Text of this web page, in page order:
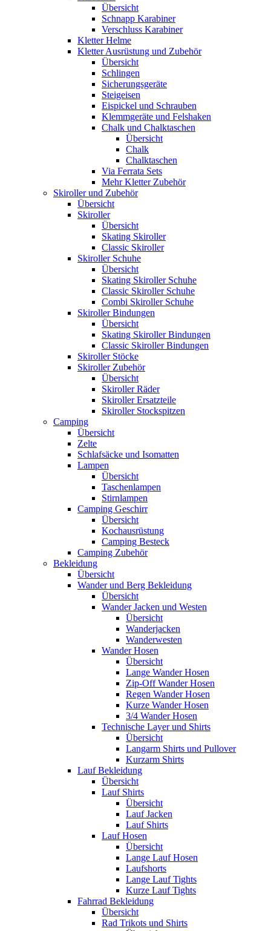
Übersicht
Schnapp Karabiner
Verschluss Karabiner
Kletter Helme
Kletter Ausrüstung und Zubehör
Übersicht
Schlingen
Sicherungsgeräte
Steigeisen
Eispickel und Schrauben
Klemmgeräte und Felshaken
Chalk und Chalktaschen
Übersicht
Chalk
Chalktaschen
Via Ferrata Sets
Mehr Kletter Zubehör
Skiroller und Zubehör
Übersicht
Skiroller
Übersicht
Skating Skiroller
Classic Skiroller
Skiroller Schuhe
Übersicht
Skating Skiroller Schuhe
Classic Skiroller Schuhe
Combi Skiroller Schuhe
Skiroller Bindungen
Übersicht
Skating Skiroller Bindungen
Classic Skiroller Bindungen
Skiroller Stöcke
Skiroller Zubehör
Übersicht
Skiroller Räder
Skiroller Ersatzteile
Skiroller Stockspitzen
Camping
Übersicht
Zelte
Schlafsäcke und Isomatten
Lampen
Übersicht
Taschenlampen
Stirnlampen
Camping Geschirr
Übersicht
Kochausrüstung
Camping Besteck
Camping Zubehör
Bekleidung
Übersicht
Wander und Berg Bekleidung
Übersicht
Wander Jacken und Westen
Übersicht
Wanderjacken
Wanderwesten
Wander Hosen
Übersicht
Lange Wander Hosen
Zip-Off Wander Hosen
Regen Wander Hosen
Kurze Wander Hosen
3/4 Wander Hosen
Technische Layer und Shirts
Übersicht
Langarm Shirts und Pullover
Kurzarm Shirts
Lauf Bekleidung
Übersicht
Lauf Shirts
Übersicht
Lauf Jacken
Lauf Shirts
Lauf Hosen
Übersicht
Lange Lauf Hosen
Laufshorts
Lange Lauf Tights
Kurze Lauf Tights
Fahrrad Bekleidung
Übersicht
Rad Trikots und Shirts